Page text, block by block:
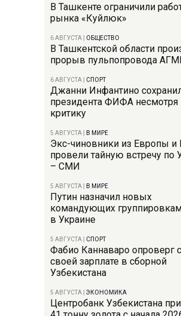
В Ташкенте ограничили
рынка «Куйлюк»
6 АВГУСТА ОБЩЕСТВО
В Ташкентской области
прорыв пульпопровода
6 АВГУСТА СПОРТ
Джанни Инфантино
президента ФИФА несмотря
критику
5 АВГУСТА В МИРЕ
Экс-чиновники из Европы
провели тайную встречу по
– СМИ
5 АВГУСТА В МИРЕ
Путин назначил новых
командующих
в Украине
5 АВГУСТА СПОРТ
Фабио Каннаваро опроверг
своей зарплате в сборной
Узбекистана
5 АВГУСТА ЭКОНОМИКА
Центробанк Узбекистана